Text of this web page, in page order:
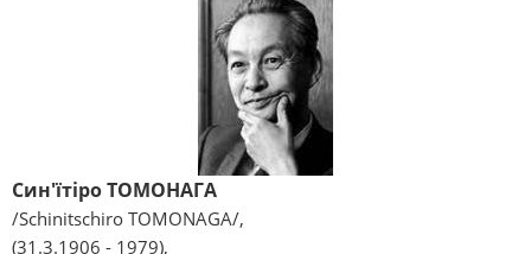
Син'їтіро ТОМОНАГА
/Schіnіtschіro TOMONAGA/,
(31.3.1906 - 1979),